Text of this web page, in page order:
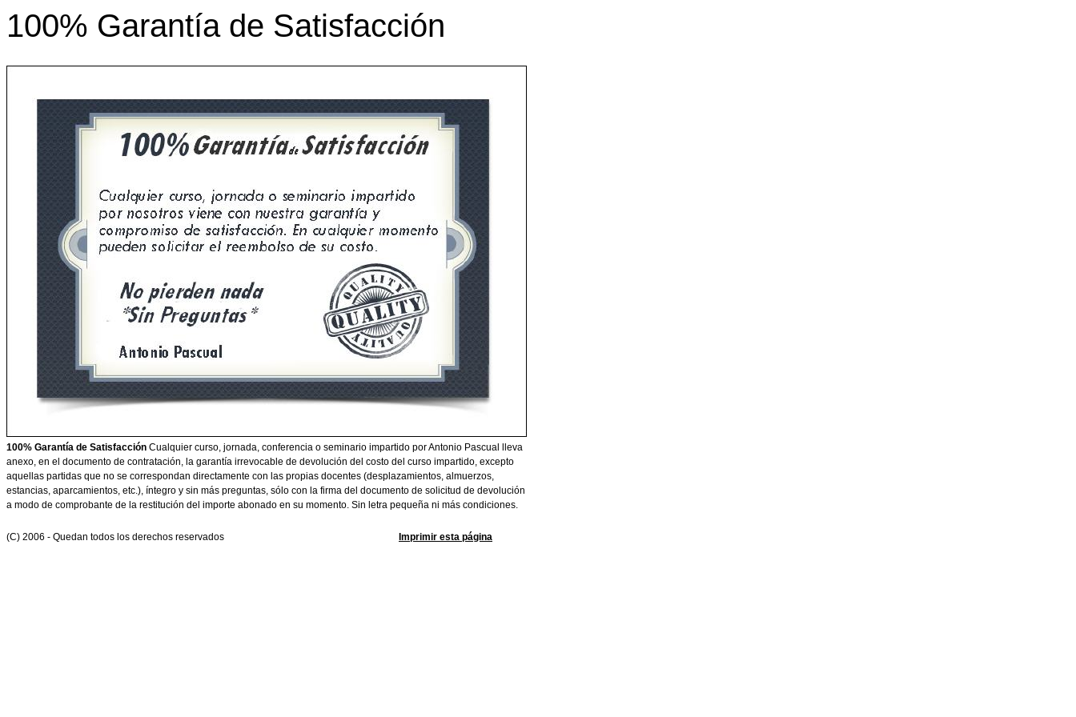
100% Garantía de Satisfacción
100% Garantía de Satisfacción Cualquier curso, jornada, conferencia o seminario impartido por Antonio Pascual lleva
anexo, en el documento de contratación, la garantía irrevocable de devolución del costo del curso impartido, excepto
aquellas partidas que no se correspondan directamente con las propias docentes (desplazamientos, almuerzos,
estancias, aparcamientos, etc.), íntegro y sin más preguntas, sólo con la firma del documento de solicitud de devolución
a modo de comprobante de la restitución del importe abonado en su momento. Sin letra pequeña ni más condiciones.
(C) 2006 - Quedan todos los derechos reservados Imprimir esta página